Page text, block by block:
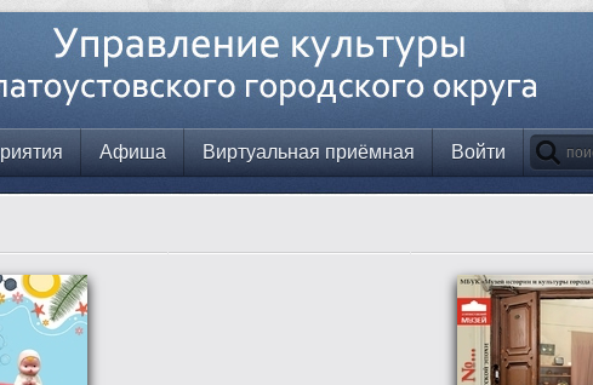
Афиша Виртуальная приёмная Войти